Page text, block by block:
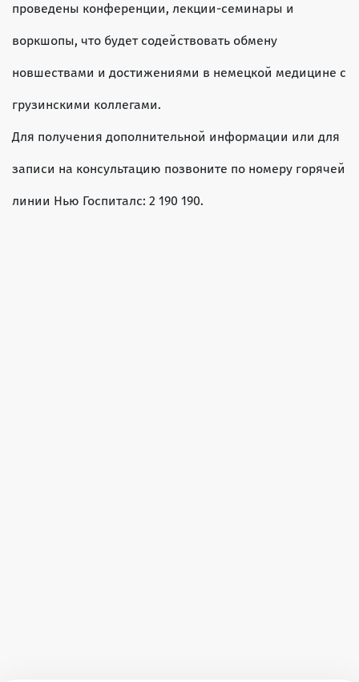
проведены конференции, лекции-семинары и
воркшопы, что будет содействовать обмену
новшествами и достижениями в немецкой медицине с
грузинскими коллегами.
Для получения дополнительной информации или для
записи на консультацию позвоните по номеру горячей
линии Нью Госпиталс: 2 190 190.